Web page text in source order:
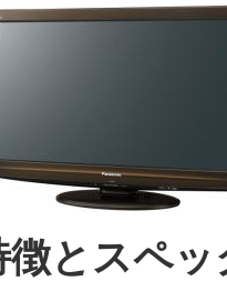
徴とスペッ